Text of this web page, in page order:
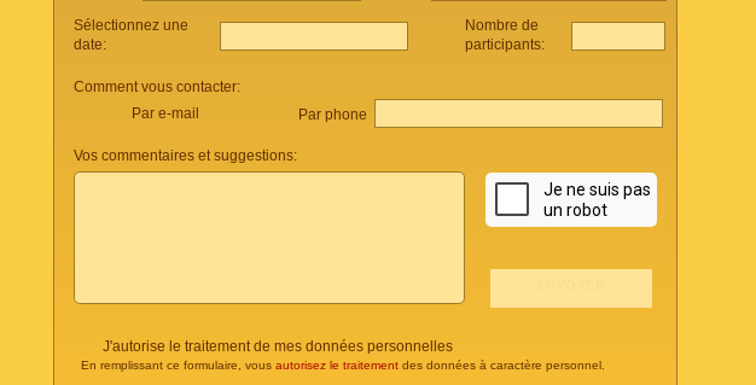
Sélectionnez une
date:
Nombre de
participants:
Comment vous contacter:
Par e-mail
Par phone
Vos commentaires et suggestions:
J'autorise le traitement de mes données personnelles
En remplissant ce formulaire, vous autorisez le traitement des données à caractère personnel.